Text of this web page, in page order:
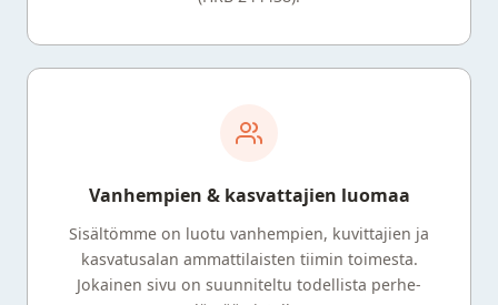
Vanhempien & kasvattajien luomaa
Sisältömme on luotu vanhempien, kuvittajien ja
kasvatusalan ammattilaisten tiimin toimesta.
Jokainen sivu on suunniteltu todellista perhe-